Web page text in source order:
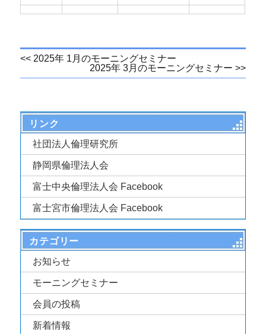
投
ナ
ビ
ゲ
ー
シ
ョ
ン
<< 2025年 1月のモーニングセミナー
2025年 3月のモーニングセミナー >>
リンク
社団法人倫理研究所
静岡県倫理法人会
富士中央倫理法人会 Facebook
富士宮市倫理法人会 Facebook
カテゴリー
お知らせ
モーニングセミナー
会員の投稿
新着情報